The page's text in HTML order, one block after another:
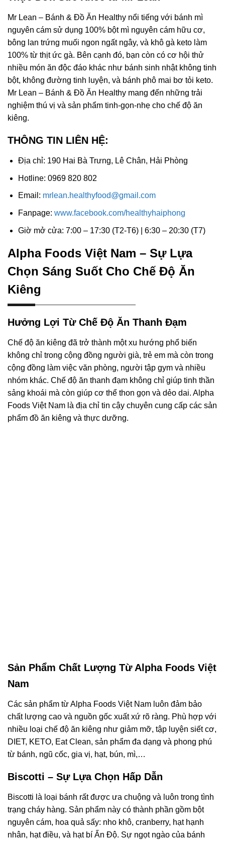
Mr Lean – Bánh & Đồ Ăn Healthy nổi tiếng với bánh mì
nguyên cám sử dụng 100% bột mì nguyên cám hữu cơ,
bông lan trứng muối ngon ngất ngây, và khô gà keto làm
100% từ thịt ức gà. Bên cạnh đó, bạn còn có cơ hội thử
nhiều món ăn độc đáo khác như bánh sinh nhật không tinh
bột, không đường tinh luyện, và bánh phô mai bơ tỏi keto.
Mr Lean – Bánh & Đồ Ăn Healthy mang đến những trải
nghiệm thú vị và sản phẩm tinh-gọn-nhẹ cho chế độ ăn
kiêng.
THÔNG TIN LIÊN HỆ:
Địa chỉ: 190 Hai Bà Trưng, Lê Chân, Hải Phòng
Hotline: 0969 820 802
Email: mrlean.healthyfood@gmail.com
Fanpage: www.facebook.com/healthyhaiphong
Giờ mở cửa: 7:00 – 17:30 (T2-T6) | 6:30 – 20:30 (T7)
Alpha Foods Việt Nam – Sự Lựa
Chọn Sáng Suốt Cho Chế Độ Ăn
Kiêng
Hưởng Lợi Từ Chế Độ Ăn Thanh Đạm
Chế độ ăn kiêng đã trở thành một xu hướng phổ biến
không chỉ trong cộng đồng người già, trẻ em mà còn trong
cộng đồng làm việc văn phòng, người tập gym và nhiều
nhóm khác. Chế độ ăn thanh đạm không chỉ giúp tinh thần
sảng khoái mà còn giúp cơ thể thon gọn và dẻo dai. Alpha
Foods Việt Nam là địa chỉ tin cậy chuyên cung cấp các sản
phẩm đồ ăn kiêng và thực dưỡng.
Sản Phẩm Chất Lượng Từ Alpha Foods Việt
Nam
Các sản phẩm từ Alpha Foods Việt Nam luôn đảm bảo
chất lượng cao và nguồn gốc xuất xứ rõ ràng. Phù hợp với
nhiều loại chế độ ăn kiêng như giảm mỡ, tập luyện siết cơ,
DIET, KETO, Eat Clean, sản phẩm đa dạng và phong phú
từ bánh, ngũ cốc, gia vị, hạt, bún, mì,…
Biscotti – Sự Lựa Chọn Hấp Dẫn
Biscotti là loại bánh rất được ưa chuộng và luôn trong tình
trạng cháy hàng. Sản phẩm này có thành phần gồm bột
nguyên cám, hoa quả sấy: nho khô, cranberry, hạt hạnh
nhân, hạt điều, và hạt bí Ấn Độ. Sự ngọt ngào của bánh